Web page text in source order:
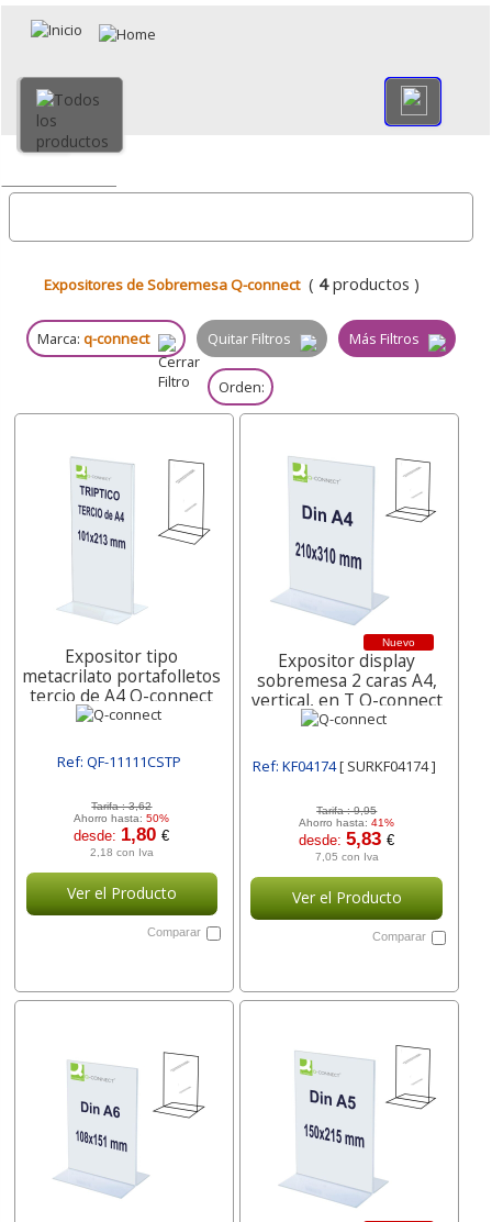
Volver
Expositores de Sobremesa Q-connect ( 4productos )
Marca: q-connect Quitar Filtros Más Filtros
Orden:
Expositor tipo
metacrilato portafolletos
tercio de A4 Q-connect
Ref: QF-11111CSTP
Tarifa :3,62
Ahorro hasta:50%
desde: 1,80€
2,18 con Iva
Ver el Producto
Comparar
Nuevo
Expositor display
sobremesa 2 caras A4,
vertical, en T Q-connect
Ref: KF04174[ SURKF04174 ]
Tarifa :9,95
Ahorro hasta:41%
desde:5,83€
7,05 con Iva
Ver el Producto
Comparar